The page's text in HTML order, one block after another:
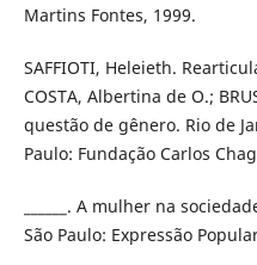
Martins Fontes, 1999.
SAFFIOTI, Heleieth.
COSTA, Albertina de O.;
questão de gênero. Rio de
Paulo: Fundação Carlos
______. A mulher na
São Paulo: Expressão